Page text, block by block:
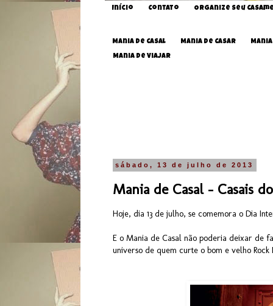
Início Contato Organize seu
Mania de Casal Mania de Casar
Mania de Viajar
sábado, 13 de julho de 2013
Mania de Casal - Casais
Hoje, dia 13 de julho, se comemora o Dia
E o Mania de Casal não poderia deixar de
universo de quem curte o bom e velho Rock